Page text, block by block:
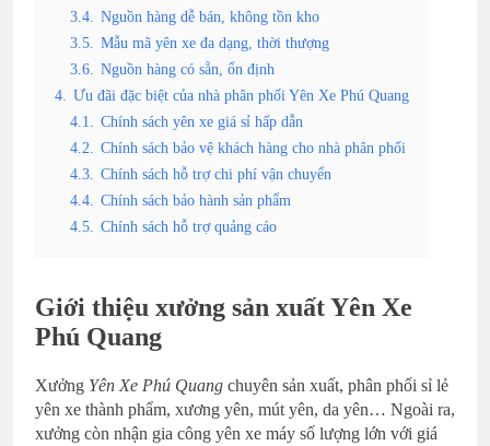
3.4.
Nguồn hàng dễ bán, không tồn kho
3.5.
Mẫu mã yên xe đa dạng, thời thượng
3.6.
Nguồn hàng có sẵn, ổn định
4.
Ưu đãi đặc biệt của nhà phân phối Yên Xe Phú Quang
4.1.
Chính sách yên xe giá sỉ hấp dẫn
4.2.
Chính sách bảo vệ khách hàng cho nhà phân phối
4.3.
Chính sách hỗ trợ chi phí vận chuyển
4.4.
Chính sách bảo hành sản phẩm
4.5.
Chính sách hỗ trợ quảng cáo
Giới thiệu xưởng sản xuất Yên Xe
Phú Quang
Xưởng Yên Xe Phú Quang chuyên sản xuất, phân phối sỉ lẻ
yên xe thành phẩm, xương yên, mút yên, da yên… Ngoài ra,
xưởng còn nhận gia công yên xe máy số lượng lớn với giá